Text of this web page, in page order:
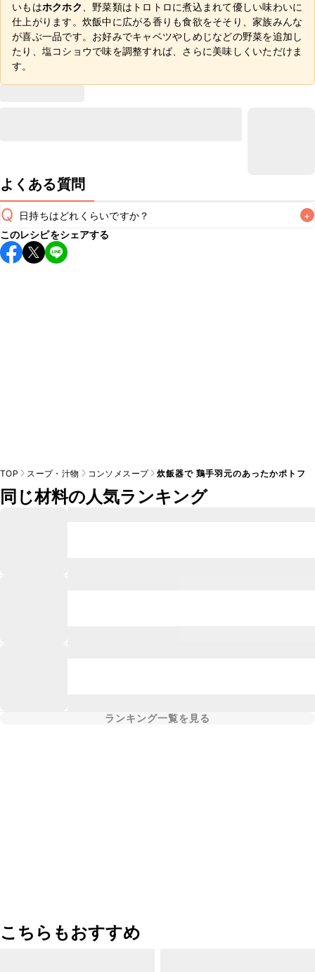
いもはホクホク
、野菜類はトロトロに煮込まれて優しい味わいに
仕上がります。炊飯中に広がる香りも食欲をそそり、家族みんな
が喜ぶ一品です。お好みでキャベツやしめじなどの野菜を追加し
たり、塩コショウで味を調整すれば、さらに美味しくいただけま
す。
よくある質問
Q 日持ちはどれくらいですか？ +
保存期間は冷蔵で翌日中が目安です。なるべくお早めにお召
し上がりください。
このレシピをシェアする
TOP スープ・汁物 コンソメスープ 炊飯器で 鶏手羽元のあったかポトフ
同じ材料の人気ランキング
ランキング一覧を見る
こちらもおすすめ